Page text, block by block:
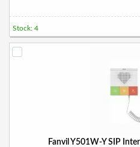
Stock: 4
Fanvil Y501W-Y SIP